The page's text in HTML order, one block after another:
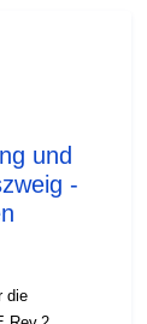
und
-
die